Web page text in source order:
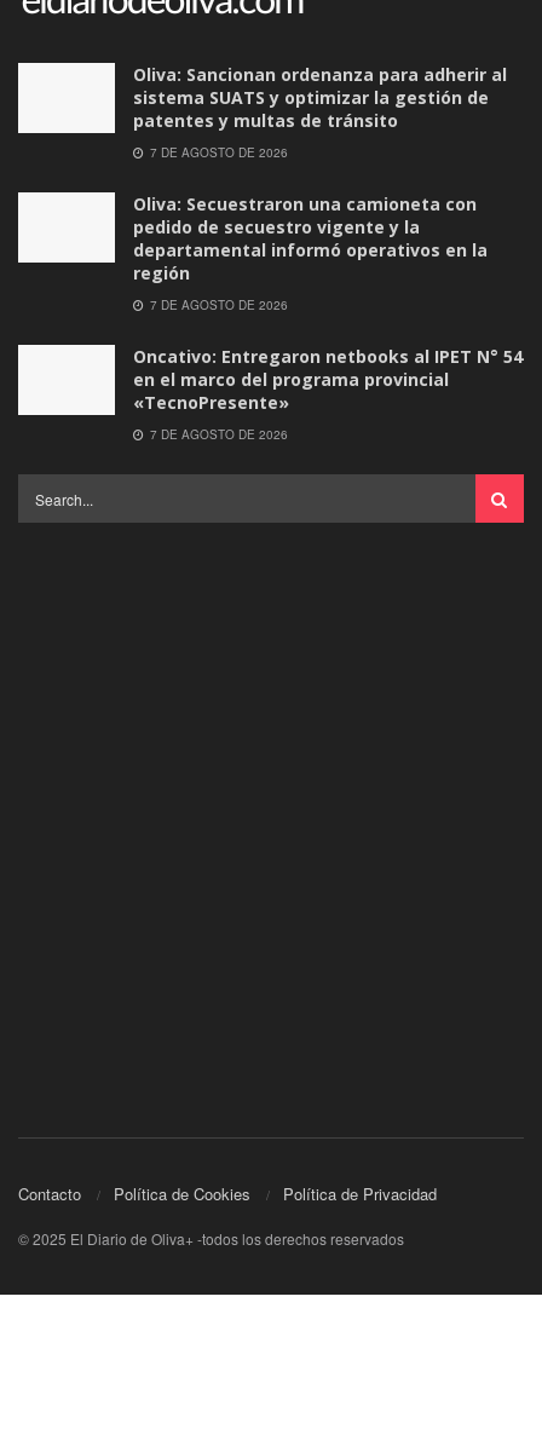
Oliva: Sancionan ordenanza para adherir al
sistema SUATS y optimizar la gestión de
patentes y multas de tránsito
7 DE AGOSTO DE 2026
Oliva: Secuestraron una camioneta con
pedido de secuestro vigente y la
departamental informó operativos en la
región
7 DE AGOSTO DE 2026
Oncativo: Entregaron netbooks al IPET N° 54
en el marco del programa provincial
«TecnoPresente»
7 DE AGOSTO DE 2026
Contacto Política de Cookies Política de Privacidad
© 2025 El Diario de Oliva+ -todos los derechos reservados